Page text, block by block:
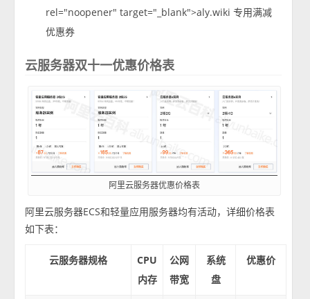
rel="noopener" target="_blank">aly.wiki 专用满减
优惠券
云服务器双十一优惠价格表
阿里云服务器优惠价格表
阿里云服务器ECS和轻量应用服务器均有活动，详细价格表
如下表：
云服务器规格
CPU
内存
公网
带宽
系统
盘
优惠价